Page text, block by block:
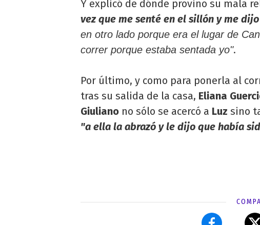
Y explicó de dónde provino su mala
vez que me senté en el sillón y me
en otro lado porque era el lugar de
correr porque estaba sentada yo".
Por último, y como para ponerla al
tras su salida de la casa, Eliana
Giuliano no sólo se acercó a Luz sino
"a ella la abrazó y le dijo que había